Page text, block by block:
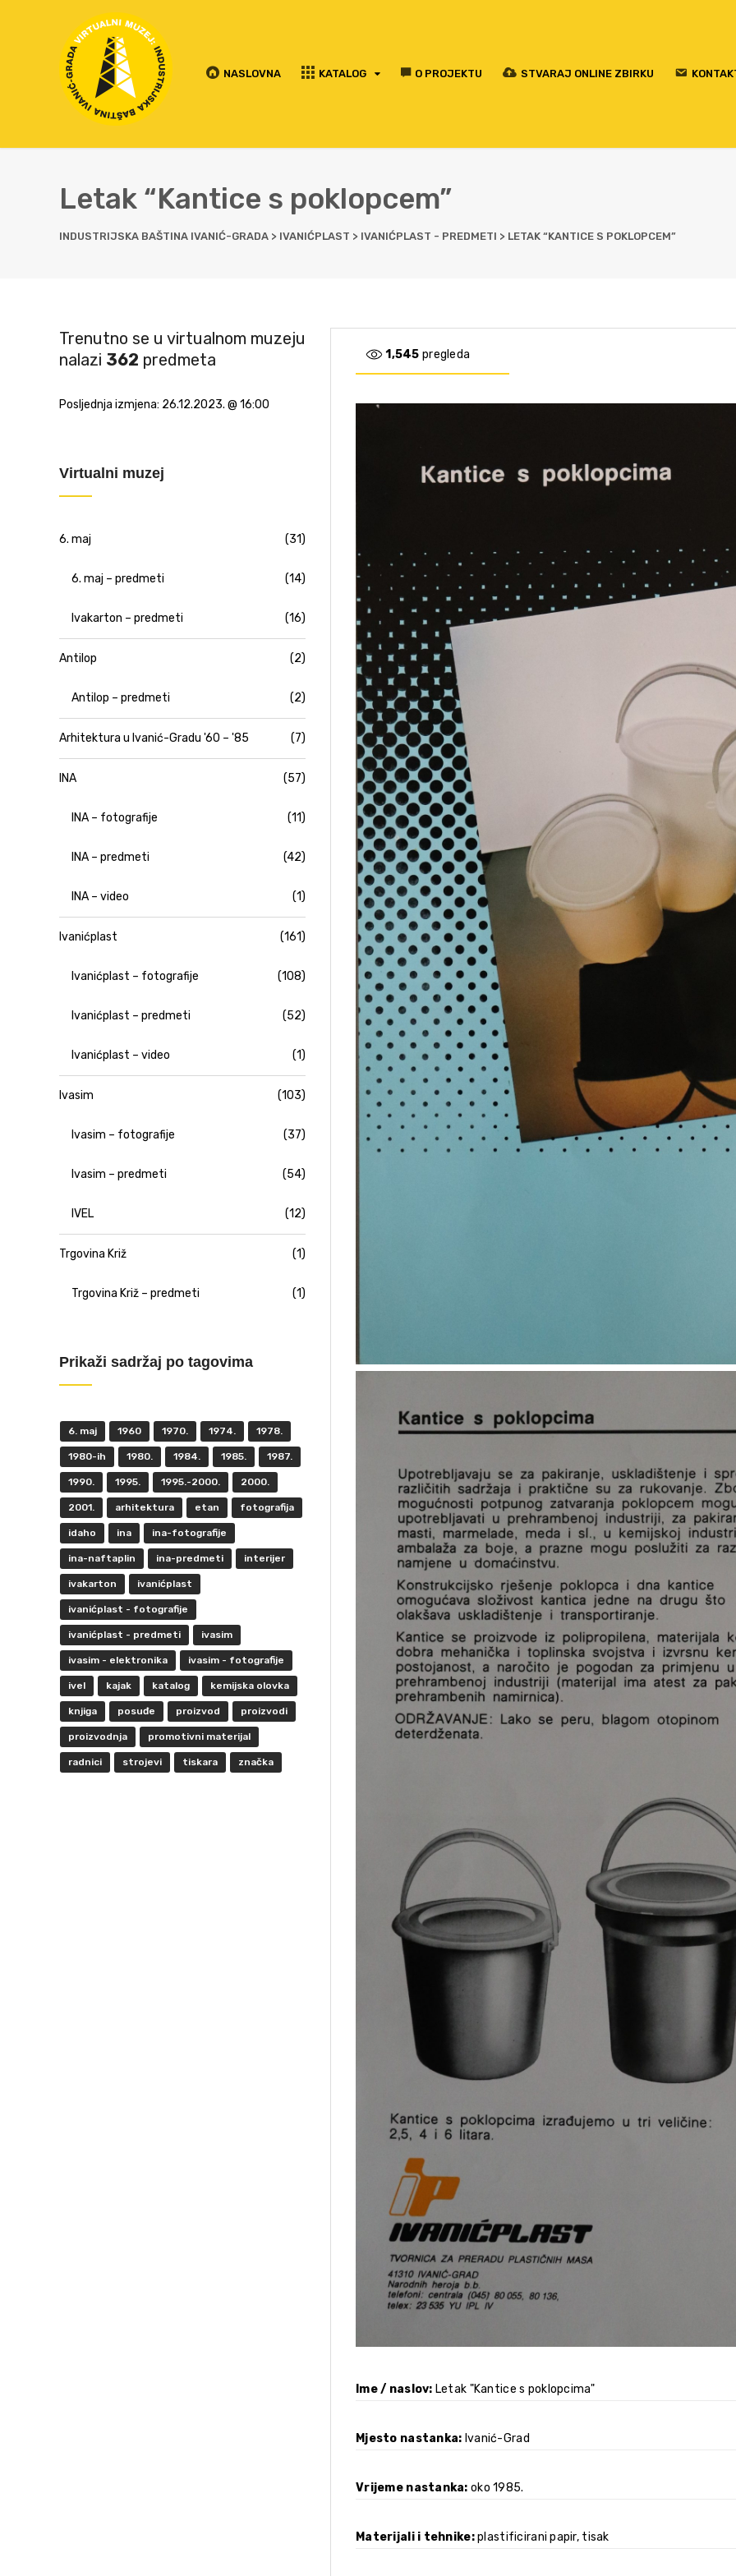
NASLOVNA KATALOG O PROJEKTU STVARAJ ONLINE ZBIRKU
Letak “Kantice s poklopcem”
INDUSTRIJSKA BAŠTINA IVANIĆ-GRADA > IVANIĆPLAST > IVANIĆPLAST - PREDMETI > LETAK “KANTICE S POKLOPCEM”
1,545 pregleda
Ime / naslov Letak "Kantice s poklopcima"
Mjesto nastanka Ivanić-Grad
Vrijeme nastanka oko 1985.
Materijali i tehnike plastificirani papir, tisak
Trenutno se u virtualnom muzeju
nalazi 362 predmeta
Posljednja izmjena: 26.12.2023. @ 16:00
Virtualni muzej
6. maj (31)
6. maj – predmeti (14)
Ivakarton – predmeti (16)
Antilop (2)
Antilop – predmeti (2)
Arhitektura u Ivanić-Gradu '60 – '85 (7)
INA (57)
INA – fotografije (11)
INA – predmeti (42)
INA – video (1)
Ivanićplast (161)
Ivanićplast – fotografije (108)
Ivanićplast – predmeti (52)
Ivanićplast – video (1)
Ivasim (103)
Ivasim – fotografije (37)
Ivasim – predmeti (54)
IVEL (12)
Trgovina Križ (1)
Trgovina Križ – predmeti (1)
Prikaži sadržaj po tagovima
6. maj 1960 1970. 1974. 1978.
1980-ih 1980. 1984. 1985. 1987.
1990. 1995. 1995.-2000. 2000.
2001. arhitektura etan fotografija
idaho ina ina-fotografije
ina-naftaplin ina-predmeti interijer
ivakarton ivanićplast
ivanićplast - fotografije
ivanićplast - predmeti ivasim
ivasim - elektronika ivasim - fotografije
ivel kajak katalog kemijska olovka
knjiga posuđe proizvod proizvodi
proizvodnja promotivni materijal
radnici strojevi tiskara značka